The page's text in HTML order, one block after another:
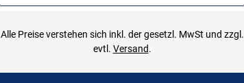
Alle Preise verstehen sich inkl. der gesetzl. MwSt und zzgl.
evtl. Versand.